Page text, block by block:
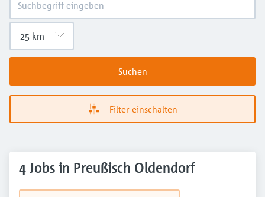
Suchen
Filter einschalten
4 Jobs in Preußisch Oldendorf